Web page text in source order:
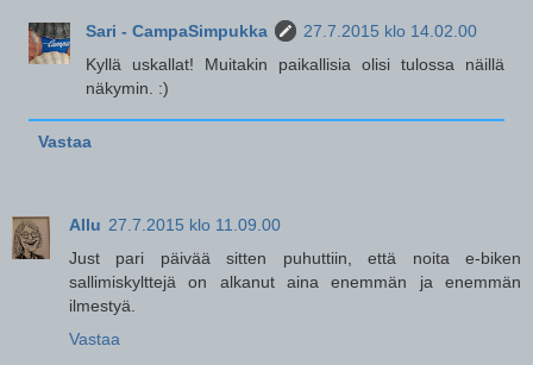
Sari - CampaSimpukka
27.7.2015 klo 14.02.00
Kyllä uskallat! Muitakin paikallisia olisi tulossa näillä
näkymin. :)
Vastaa
Allu 27.7.2015 klo 11.09.00
Just pari päivää sitten puhuttiin, että noita e-biken
sallimiskylttejä on alkanut aina enemmän ja enemmän
ilmestyä.
Vastaa